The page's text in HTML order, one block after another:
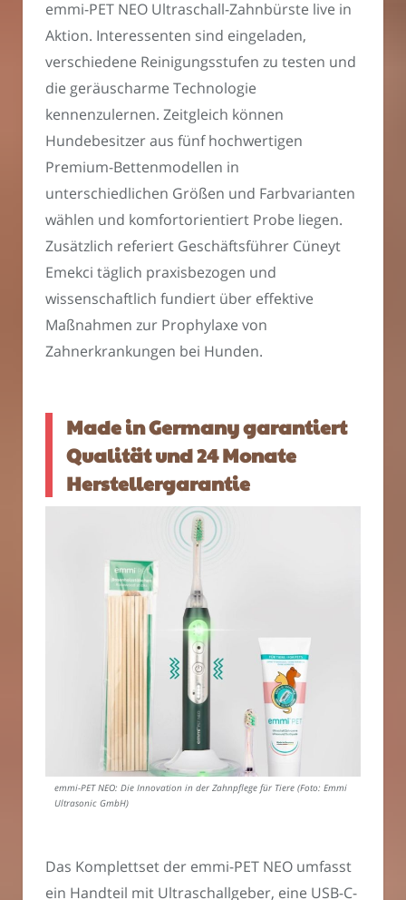
emmi-PET NEO Ultraschall-Zahnbürste live in
Aktion. Interessenten sind eingeladen,
verschiedene Reinigungsstufen zu testen und
die geräuscharme Technologie
kennenzulernen. Zeitgleich können
Hundebesitzer aus fünf hochwertigen
Premium-Bettenmodellen in
unterschiedlichen Größen und Farbvarianten
wählen und komfortorientiert Probe liegen.
Zusätzlich referiert Geschäftsführer Cüneyt
Emekci täglich praxisbezogen und
wissenschaftlich fundiert über effektive
Maßnahmen zur Prophylaxe von
Zahnerkrankungen bei Hunden.
Made in Germany garantiert
Qualität und 24 Monate
Herstellergarantie
emmi-PET NEO: Die Innovation in der Zahnpflege für Tiere (Foto: Emmi
Ultrasonic GmbH)
Das Komplettset der emmi-PET NEO umfasst
ein Handteil mit Ultraschallgeber, eine USB-C-